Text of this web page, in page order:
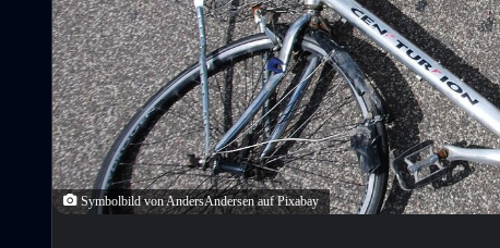
Symbolbild von AndersAndersen auf Pixabay